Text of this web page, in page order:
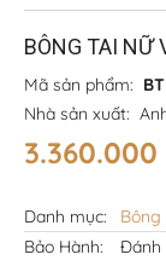
BÔNG TAI NỮ
Mã sản phẩm:
Nhà sản xuất:
3.360.000
Danh mục:
Bông
Bảo Hành:
Đánh